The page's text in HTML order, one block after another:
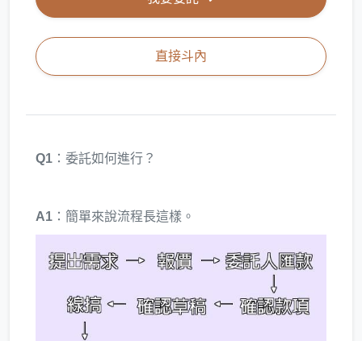
直接斗內
Q1 ：委託如何進行？
A1 ：簡單來說流程長這樣。